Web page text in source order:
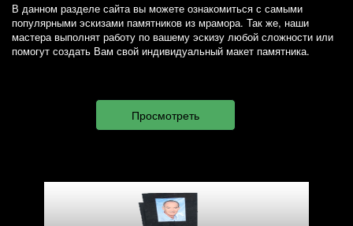
В данном разделе сайта вы можете ознакомиться с самыми
популярными эскизами памятников из мрамора. Так же, наши
мастера выполнят работу по вашему эскизу любой сложности или
помогут создать Вам свой индивидуальный макет памятника.